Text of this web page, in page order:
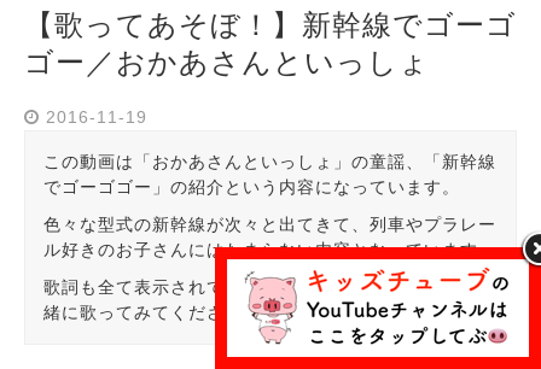
【歌ってあそぼ！】新幹線でゴーゴ
ゴー／おかあさんといっしょ
2016-11-19
この動画は「おかあさんといっしょ」の童謡、「新幹線
でゴーゴゴー」の紹介という内容になっています。
色々な型式の新幹線が次々と出てきて、列車やプラレー
ル好きのお子さんにはたまらない内容となっています。
歌詞も全て表示されておりますので、是非お子さんと一
緒に歌ってみてください。